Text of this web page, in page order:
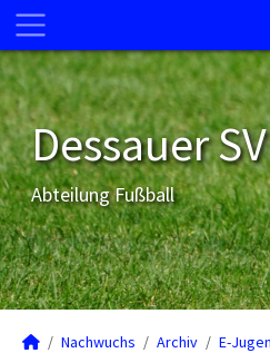
Dessauer
Abteilung Fußball
Nachwuchs Archiv E-